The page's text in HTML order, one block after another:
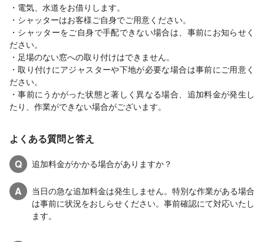
・電気、水道をお借りします。
・シャッターはお客様ご自身でご用意ください。
・シャッターをご自身で手配できない場合は、事前にお知らせく
ださい。
・足場のない窓への取り付けはできません。
・取り付けにアジャスターや下地が必要な場合は事前にご用意く
ださい。
・事前にうかがった状態と著しく異なる場合、追加料金が発生し
たり、作業ができない場合がございます。
よくある質問と答え
Q
追加料金がかかる場合がありますか？
A
当日の急な追加料金は発生しません。特別な作業がある場合
は事前に状況をおしらせください。事前確認にて対応いたし
ます。